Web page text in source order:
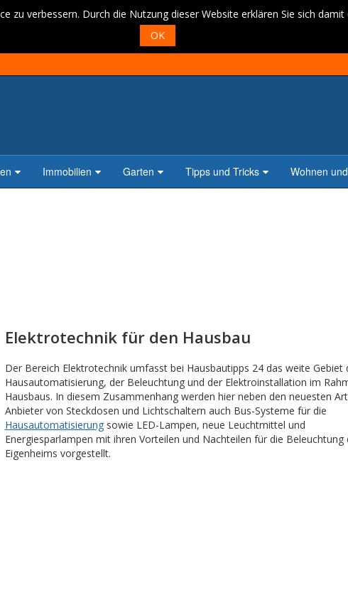
zu verbessern. Durch die Nutzung dieser Website erklären Sie sich damit
OK
Immobilien Garten Tipps und Tricks Wohnen
Elektrotechnik für den Hausbau
Der Bereich Elektrotechnik umfasst bei Hausbautipps 24 das weite Gebiet
Hausautomatisierung, der Beleuchtung und der Elektroinstallation im
Hausbaus. In diesem Zusammenhang werden hier neben den neuesten
Anbieter von Steckdosen und Lichtschaltern auch Bus-Systeme für die
Hausautomatisierungsowie LED-Lampen, neue Leuchtmittel und
Energiesparlampen mit ihren Vorteilen und Nachteilen für die Beleuchtung
Eigenheims vorgestellt.